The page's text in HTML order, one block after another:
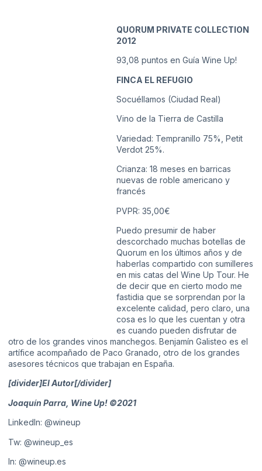
QUORUM PRIVATE COLLECTION
2012
93,08 puntos en Guía Wine Up!
FINCA EL REFUGIO
Socuéllamos (Ciudad Real)
Vino de la Tierra de Castilla
Variedad: Tempranillo 75%, Petit
Verdot 25%.
Crianza: 18 meses en barricas
nuevas de roble americano y
francés
PVPR: 35,00€
Puedo presumir de haber
descorchado muchas botellas de
Quorum en los últimos años y de
haberlas compartido con sumilleres
en mis catas del Wine Up Tour. He
de decir que en cierto modo me
fastidia que se sorprendan por la
excelente calidad, pero claro, una
cosa es lo que les cuentan y otra
es cuando pueden disfrutar de
otro de los grandes vinos manchegos. Benjamín Galisteo es el
artífice acompañado de Paco Granado, otro de los grandes
asesores técnicos que trabajan en España.
[divider]El Autor[/divider]
Joaquín Parra, Wine Up! ©2021
LinkedIn: @wineup
Tw: @wineup_es
In: @wineup.es